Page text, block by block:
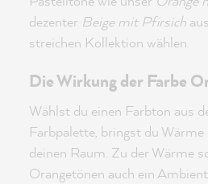
dezenter Beige mit Pfirsich
streichen Kollektion wählen.
Die Wirkung der Farbe
Wählst du einen Farbton aus
Farbpalette, bringst du
deinen Raum. Zu der Wärme
Orangetönen auch ein